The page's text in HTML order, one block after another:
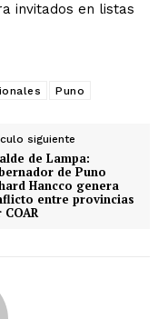
invitados en listas
Puno
siguiente
de Lampa:
de Puno
Hancco genera
entre provincias